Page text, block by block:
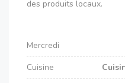
des produits locaux.
Mercredi
Cuisine